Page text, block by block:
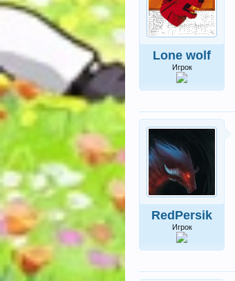
Lone wolf
Игрок
RedPersik
Игрок